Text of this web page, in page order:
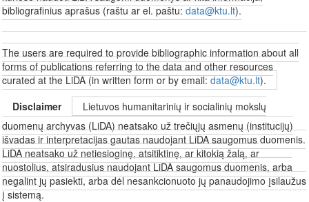
bibliografinius aprašus (raštu ar el. paštu:data@ktu.lt).
The users are required to provide bibliographic information about all
forms of publications referring to the data and other resources
curated at the LiDA (in written form or by email:data@ktu.lt).
Disclaimer
Lietuvos humanitarinių ir socialinių mokslų
duomenų archyvas (LiDA) neatsako už trečiųjų asmenų (institucijų)
išvadas ir interpretacijas gautas naudojant LiDA saugomus duomenis.
LiDA neatsako už netiesioginę, atsitiktinę, ar kitokią žalą, ar
nuostolius, atsiradusius naudojant LiDA saugomus duomenis, arba
negalint jų pasiekti, arba dėl nesankcionuoto jų panaudojimo įsilaužus
į sistemą.